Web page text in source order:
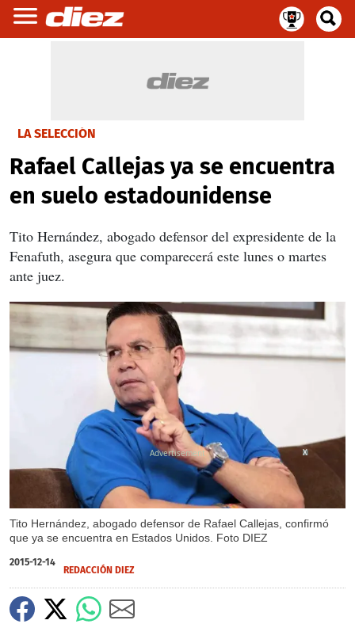
LA SELECCIÓN
Rafael Callejas ya se encuentra
en suelo estadounidense
Tito Hernández, abogado defensor del expresidente de la
Fenafuth, asegura que comparecerá este lunes o martes
ante juez.
Tito Hernández, abogado defensor de Rafael Callejas, confirmó
que ya se encuentra en Estados Unidos. Foto DIEZ
X
2015-12-14
REDACCIÓN DIEZ